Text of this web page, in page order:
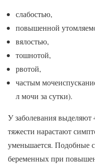
слабостью,
повышенной
вялостью,
тошнотой,
рвотой,
частым
л мочи за сутки).
У заболевания выделяют
тяжести нарастают
уменьшается. Подобные
беременных при